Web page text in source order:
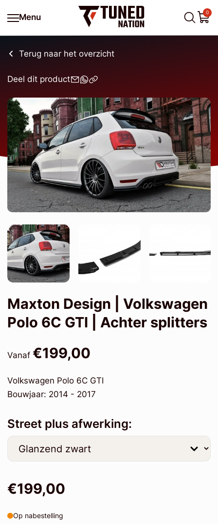
Menu
0
Terug naar het overzicht
Deel dit product
Maxton Design | Volkswagen
Polo 6C GTI | Achter splitters
Vanaf €199,00
Volkswagen Polo 6C GTI
Bouwjaar: 2014 - 2017
Street plus afwerking:
€199,00
Op nabestelling